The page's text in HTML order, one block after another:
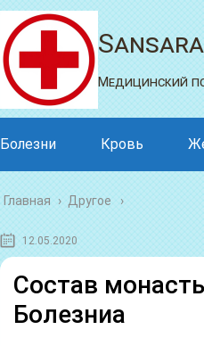
Медицинский
Болезни Кровь
Главная › Другое
12.05.2020
Состав
Болезниа